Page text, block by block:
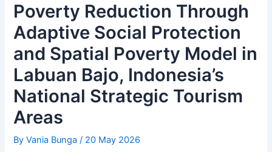
Poverty Reduction Through
Adaptive Social Protection
and Spatial Poverty Model in
Labuan Bajo, Indonesia’s
National Strategic Tourism
Areas
ByVania Bunga/ 20 May 2026